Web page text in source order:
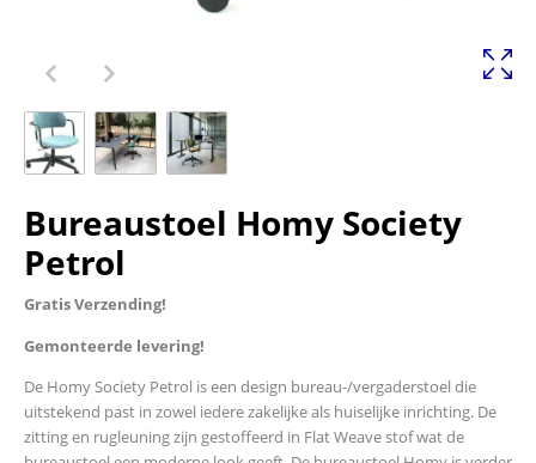
Bureaustoel Homy Society
Petrol
Gratis Verzending!
Gemonteerde levering!
De Homy Society Petrol is een design bureau-/vergaderstoel die
uitstekend past in zowel iedere zakelijke als huiselijke inrichting. De
zitting en rugleuning zijn gestoffeerd in Flat Weave stof wat de